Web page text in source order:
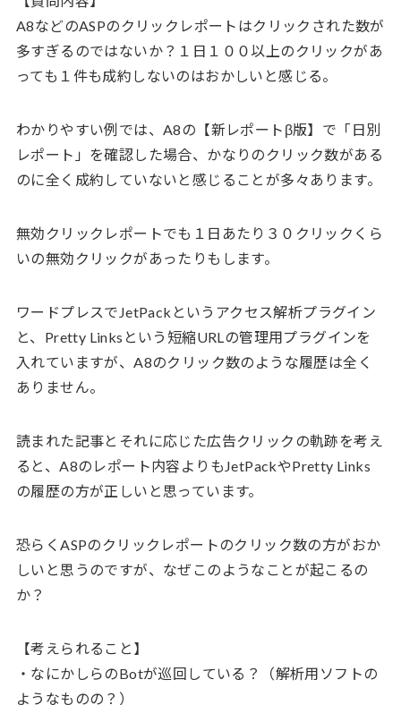
A8などのASPのクリックレポートはクリックされた数が
多すぎるのではないか？１日１００以上のクリックがあ
っても１件も成約しないのはおかしいと感じる。
わかりやすい例では、A8の【新レポートβ版】で「日別
レポート」を確認した場合、かなりのクリック数がある
のに全く成約していないと感じることが多々あります。
無効クリックレポートでも１日あたり３０クリックくら
いの無効クリックがあったりもします。
ワードプレスでJetPackというアクセス解析プラグイン
と、Pretty Linksという短縮URLの管理用プラグインを
入れていますが、A8のクリック数のような履歴は全く
ありません。
読まれた記事とそれに応じた広告クリックの軌跡を考え
ると、A8のレポート内容よりもJetPackやPretty Links
の履歴の方が正しいと思っています。
恐らくASPのクリックレポートのクリック数の方がおか
しいと思うのですが、なぜこのようなことが起こるの
か？
【考えられること】
・なにかしらのBotが巡回している？（解析用ソフトの
ようなものの？）